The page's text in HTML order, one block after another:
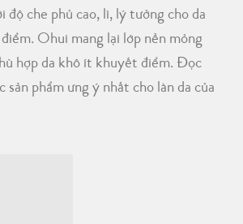
độ che phủ cao, lì, lý tưởng cho da
Ohui mang lại lớp nền mỏng
hợp da khô ít khuyết điểm. Đọc
sản phẩm ưng ý nhất cho làn da của